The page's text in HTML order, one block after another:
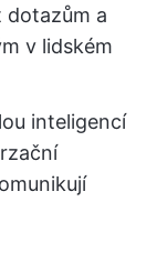
dotazům a
v lidském
inteligencí